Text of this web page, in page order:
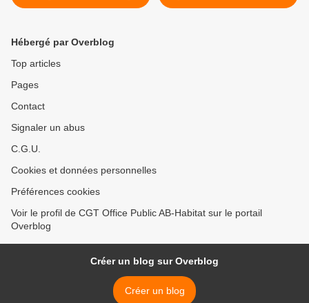
salaire inégal
l'employeur à l'évaluation
Hébergé par Overblog
Top articles
Pages
Contact
Signaler un abus
C.G.U.
Cookies et données personnelles
Préférences cookies
Voir le profil de CGT Office Public AB-Habitat sur le portail
Overblog
Créer un blog sur Overblog
Créer un blog